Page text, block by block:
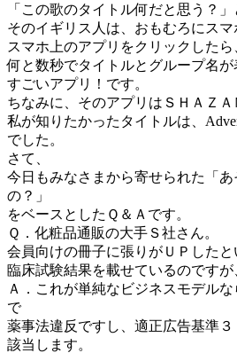
「この歌のタイトル何だと思う？」
そのイギリス人は、おもむろにスマ
スマホ上のアプリをクリックしたら
何と数秒でタイトルとグループ名が
すごいアプリ！です。
ちなみに、そのアプリはＳＨＡＺＡ
私が知りたかったタイトルは、
でした。
さて、
今日もみなさまから寄せられた「
の？」
をベースとしたＱ＆Ａです。
Ｑ．化粧品通販の大手Ｓ社さん。
会員向けの冊子に張りがＵＰした
臨床試験結果を載せているのです
Ａ．これが単純なビジネスモデル
で
薬事法違反ですし、適正広告基準
該当します。